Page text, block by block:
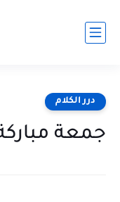
درر الكلام
جمعة